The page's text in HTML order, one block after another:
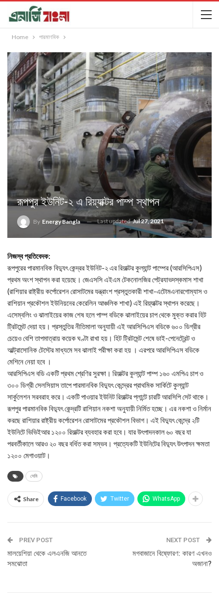
Home পারমাণবিক
রূপপুর ইউনিট-২ এ রিয়্যাক্টর পাম্প স্থাপন
By Energy Bangla Last updatedJul 27, 2021
নিজস্ব প্রতিবেদক:
রূপপুরের পারমানবিক বিদ্যুৎ কেন্দ্রর ইউনিট-২ এর রিয়াক্টর কুল্যান্ট পাম্পের (আরসিপিএস)
প্রথম অংশ স্থাপন করা হয়েছে। জেএসসি এইএম টেকনোলজির পেট্রযাভদস্কমাস শাখা
(রাশিয়ার রাষ্ট্রীয় কর্পোরেশন রোসাটমের যন্ত্রাংশ প্রস্তুতকারী শাখা-এটোমএনারগোম্যাস ও
রাশিয়ান প্রকৌশল ইউনিয়নের কেরেলিন আঞ্চলিক শাখা) এই রিয়্যাক্টর স্থাপন করেছে।
এসেম্বলিং ও ঝালাইয়ের কাজ শেষ হলে পাম্প বডিকে ঝালাইয়ের চাপ থেকে মুক্ত করার হিট
ট্রিটমেন্ট দেয়া হয়। প্রস্তুতির নীতিমালা অনুযায়ী এই আরসিপিএস বডিকে ৬০০ ডিগ্রীর
চেয়েও বেশি তাপমাত্রায় কয়েক ঘণ্টা রাখা হয়। হিট ট্রিটমেন্ট শেষে ডাই-পেনেট্রেন্ট ও
আল্ট্রাসোনিক টেস্টের মাধ্যমে সব ঝালাই পরীক্ষা করা হয় । এরপরে আরসিপিএস বডিকে
মেশিনে নেয়া হবে ।
আরসিপিএস বডি একটি প্রথম শ্রেণির সুরক্ষা। রিয়াক্টর কুল্যান্ট পাম্প ১৬০ এমপিএ চাপ ও
৩০০ ডিগ্রী সেলসিয়াস তাপে পারমানবিক বিদ্যুৎ কেন্দ্রের প্রাথমিক সার্কিটে কুল্যান্ট
সার্কুলেশন সরবরাহ করে। একটি পাওয়ার ইউনিট রিয়াক্টর প্লান্টে চারটি আরসিপি সেট থাকে।
রূপপুর পারমানবিক বিদ্যুৎ কেন্দ্রটি রাশিয়ান নকশা অনুযায়ী নির্মিত হচ্ছে। এর নকশা ও নির্মান
করছে রাশিয়ার রাষ্ট্রীয় কর্পোরেশন রোসাটমের প্রকৌশল বিভাগ। এই বিদ্যুৎ কেন্দ্রে ২টি
ইউনিটে ভিভিইআর ১২০০ রিয়াক্টর ব্যবহার করা হবে। যার উৎপাদনকাল ৬০ বছর যা
পরবর্তীকালে আরও ২০ বছর বর্ধিত করা সম্ভব। প্রত্যেকটি ইউনিটের বিদ্যুৎ উৎপাদন ক্ষমতা
১২০০ মেগাওয়াট।
সেমি
Share Facebook Twitter WhatsApp
PREV POST
মালয়েশিয়া থেকে এলএনজি আনতে
সমঝোতা
NEXT POST
মগবাজানে বিষ্ফোরণ: কারণ এখনও
অজানা?